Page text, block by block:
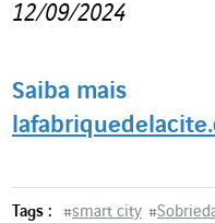
12/09/2024
Saiba mais
Tags : #smart city #